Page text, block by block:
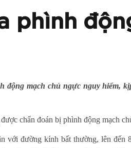
phình
động mạch chủ ngực nguy hiểm,
chẩn đoán bị phình động mạch
với đường kính bất thường, lên đến